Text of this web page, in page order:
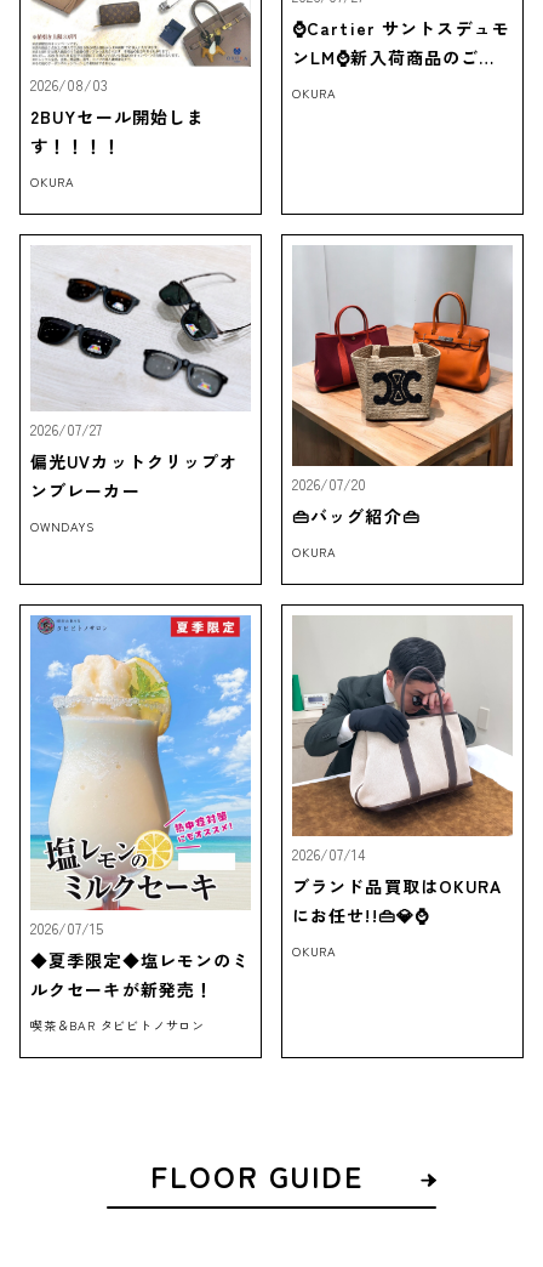
2026/08/03
2BUYセール開始しま
す！！！！
OKURA
⌚Cartier サントスデュモ
ンLM⌚新入荷商品のご紹
介‼
OKURA
2026/07/27
偏光UVカットクリップオ
ンブレーカー
OWNDAYS
2026/07/20
👜バッグ紹介👜
OKURA
2026/07/15
◆夏季限定◆塩レモンのミ
ルクセーキが新発売！
喫茶＆BAR タビビトノサロン
2026/07/14
ブランド品買取はOKURA
にお任せ!!👜💎⌚
OKURA
FLOOR GUIDE